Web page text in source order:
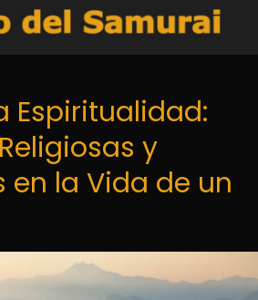
Espiritualidad:
y
en la Vida de un